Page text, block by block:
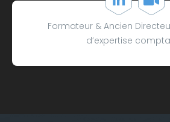
Formateur & Ancien
d’expertise